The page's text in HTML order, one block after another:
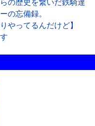
の歴史を繋いだ鉄騎達
の忘備録。
やってるんだけど】